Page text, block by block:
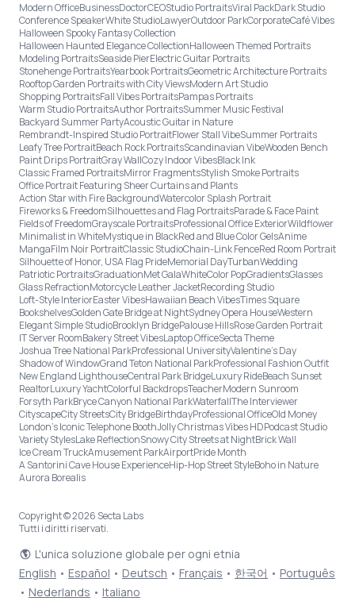
Modern OfficeBusinessDoctorCEOStudio PortraitsViral PackDark Studio
Conference SpeakerWhite StudioLawyerOutdoor ParkCorporateCafé Vibes
Halloween Spooky Fantasy Collection
Halloween Haunted Elegance CollectionHalloween Themed Portraits
Modeling PortraitsSeaside PierElectric Guitar Portraits
Stonehenge PortraitsYearbook PortraitsGeometric Architecture Portraits
Rooftop Garden Portraits with City ViewsModern Art Studio
Shopping PortraitsFall Vibes PortraitsPampas Portraits
Warm Studio PortraitsAuthor PortraitsSummer Music Festival
Backyard Summer PartyAcoustic Guitar in Nature
Rembrandt-Inspired Studio PortraitFlower Stall VibeSummer Portraits
Leafy Tree PortraitBeach Rock PortraitsScandinavian VibeWooden Bench
Paint Drips PortraitGray WallCozy Indoor VibesBlack Ink
Classic Framed PortraitsMirror FragmentsStylish Smoke Portraits
Office Portrait Featuring Sheer Curtains and Plants
Action Star with Fire BackgroundWatercolor Splash Portrait
Fireworks & FreedomSilhouettes and Flag PortraitsParade & Face Paint
Fields of FreedomGrayscale PortraitsProfessional Office ExteriorWildflower
Minimalist in WhiteMystique in BlackRed and Blue Color GelsAnime
MangaFilm Noir PortraitClassic StudioChain-Link FenceRed Room Portrait
Silhouette of Honor, USA Flag PrideMemorial DayTurbanWedding
Patriotic PortraitsGraduationMet GalaWhiteColor PopGradientsGlasses
Glass RefractionMotorcycle Leather JacketRecording Studio
Loft-Style InteriorEaster VibesHawaiian Beach VibesTimes Square
BookshelvesGolden Gate Bridge at NightSydney Opera HouseWestern
Elegant Simple StudioBrooklyn BridgePalouse HillsRose Garden Portrait
IT Server RoomBakery Street VibesLaptop OfficeSecta Theme
Joshua Tree National ParkProfessional UniversityValentine's Day
Shadow of WindowGrand Teton National ParkProfessional Fashion Outfit
New England LighthouseCentral Park BridgeLuxury RideBeach Sunset
RealtorLuxury YachtColorful BackdropsTeacherModern Sunroom
Forsyth ParkBryce Canyon National ParkWaterfallThe Interviewer
CityscapeCity StreetsCity BridgeBirthdayProfessional OfficeOld Money
London’s Iconic Telephone BoothJolly Christmas Vibes HDPodcast Studio
Variety StylesLake ReflectionSnowy City Streets at NightBrick Wall
Ice Cream TruckAmusement ParkAirportPride Month
A Santorini Cave House ExperienceHip-Hop Street StyleBoho in Nature
Aurora Borealis
Copyright © 2026 Secta Labs
Tutti i diritti riservati.
L'unica soluzione globale per ogni etnia
English • Español • Deutsch • Français • 한국어 • Português
• Nederlands • Italiano